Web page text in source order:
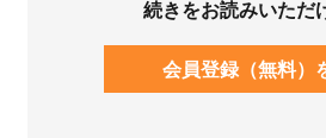
続きをお読みいただ
会員登録（無料）